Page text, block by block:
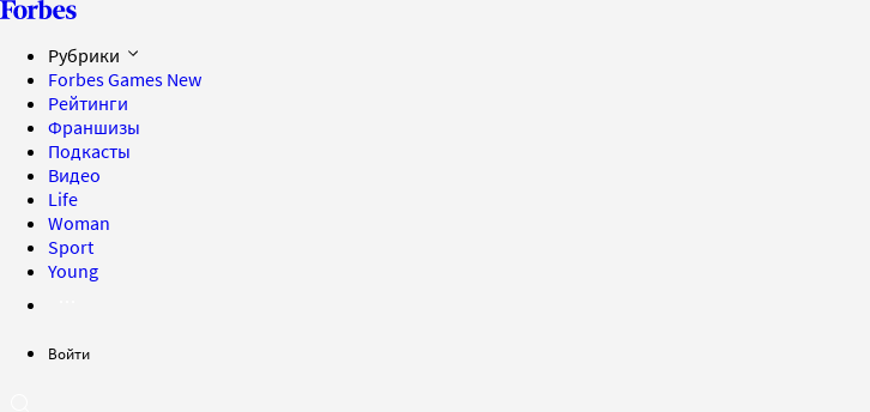
Рубрики
Forbes Games New
Рейтинги
Франшизы
Подкасты
Видео
Life
Woman
Sport
Young
Войти